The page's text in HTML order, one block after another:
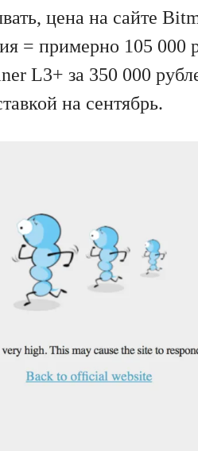
цена на сайте
= примерно 105 000
L3+ за 350 000
на сентябрь.